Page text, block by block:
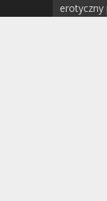
erotyczny